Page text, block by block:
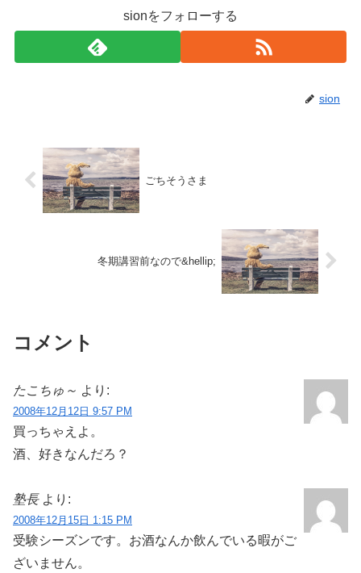
sionをフォローする
sion
ごちそうさま
冬期講習前なので&hellip;
コメント
たこちゅ～ より:
2008年12月12日 9:57 PM
買っちゃえよ。
酒、好きなんだろ？
塾長 より:
2008年12月15日 1:15 PM
受験シーズンです。お酒なんか飲んでいる暇がご
ざいません。